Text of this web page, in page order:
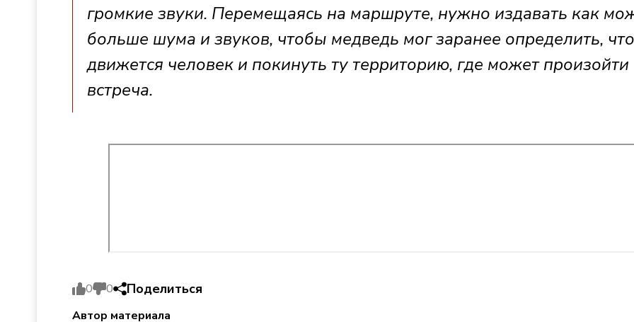
громкие звуки. Перемещаясь на маршруте, нужно издавать как
больше шума и звуков, чтобы медведь мог заранее определить, что
движется человек и покинуть ту территорию, где может произойти
встреча.
0 0 Поделиться
Автор материала